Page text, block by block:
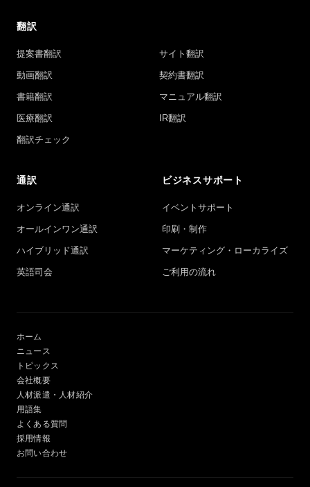
翻訳
提案書翻訳 サイト翻訳
動画翻訳 契約書翻訳
書籍翻訳 マニュアル翻訳
医療翻訳 IR翻訳
翻訳チェック
通訳
オンライン通訳
オールインワン通訳
ハイブリッド通訳
英語司会
ビジネスサポート
イベントサポート
印刷・制作
マーケティング・ローカライズ
ご利用の流れ
ホーム
ニュース
トピックス
会社概要
人材派遣・人材紹介
用語集
よくある質問
採用情報
お問い合わせ